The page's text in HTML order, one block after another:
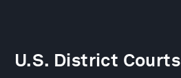
U.S. District Courts